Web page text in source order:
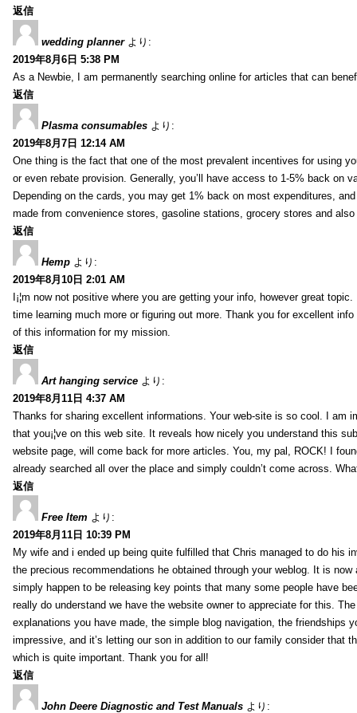
返信
wedding planner より:
2019年8月6日 5:38 PM
As a Newbie, I am permanently searching online for articles that can
返信
Plasma consumables より:
2019年8月7日 12:14 AM
One thing is the fact that one of the most prevalent incentives for using
or even rebate provision. Generally, you’ll have access to 1-5% back on
Depending on the cards, you may get 1% back on most expenditures,
made from convenience stores, gasoline stations, grocery stores and also
返信
Hemp より:
2019年8月10日 2:01 AM
I¡¦m now not positive where you are getting your info, however great
time learning much more or figuring out more. Thank you for excellent
of this information for my mission.
返信
Art hanging service より:
2019年8月11日 4:37 AM
Thanks for sharing excellent informations. Your web-site is so cool. I am
that you¡¦ve on this web site. It reveals how nicely you understand this
website page, will come back for more articles. You, my pal, ROCK! I
already searched all over the place and simply couldn’t come across.
返信
Free Item より:
2019年8月11日 10:39 PM
My wife and i ended up being quite fulfilled that Chris managed to do his
the precious recommendations he obtained through your weblog. It is now
simply happen to be releasing key points that many some people have
really do understand we have the website owner to appreciate for this.
explanations you have made, the simple blog navigation, the friendships
impressive, and it’s letting our son in addition to our family consider that
which is quite important. Thank you for all!
返信
John Deere Diagnostic and Test Manuals より: